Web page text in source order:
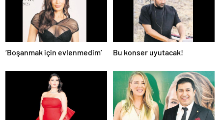
‘Boşanmak için evlenmedim’ Bu konser uyutacak!